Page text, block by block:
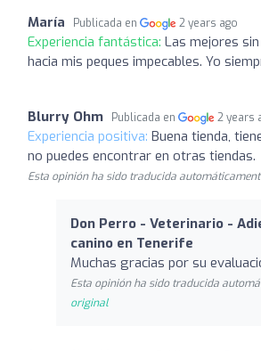
María Publicada en 2 years ago
Experiencia fantástica: Las mejores
hacia mis peques impecables. Yo
Blurry Ohm Publicada en 2 years
Experiencia positiva: Buena tienda,
no puedes encontrar en otras tiendas.
Esta opinión ha sido traducida
Don Perro - Veterinario -
canino en Tenerife
Muchas gracias por su
Esta opinión ha sido traducida
original